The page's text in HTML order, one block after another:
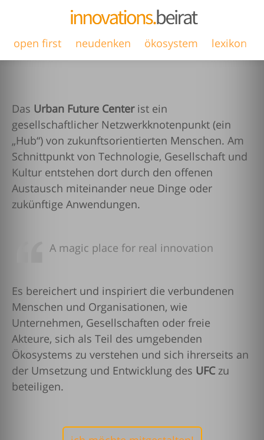
open first neudenken ökosystem lexikon
Das Urban Future Centerist ein
gesellschaftlicher Netzwerkknotenpunkt (ein
„Hub“) von zukunftsorientierten Menschen. Am
Schnittpunkt von Technologie, Gesellschaft und
Kultur entstehen dort durch den offenen
Austausch miteinander neue Dinge oder
zukünftige Anwendungen.
A magic place for real innovation
Es bereichert und inspiriert die verbundenen
Menschen und Organisationen, wie
Unternehmen, Gesellschaften oder freie
Akteure, sich als Teil des umgebenden
Ökosystems zu verstehen und sich ihrerseits an
der Umsetzung und Entwicklung des UFCzu
beteiligen.